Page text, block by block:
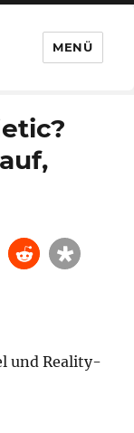
MENÜ
und Reality-